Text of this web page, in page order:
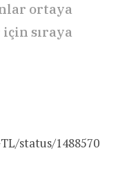
ortaya
sıraya
status/1488570